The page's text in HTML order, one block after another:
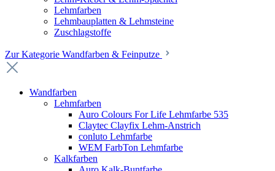
Lehmfarben
Lehmbauplatten & Lehmsteine
Zuschlagstoffe
Zur Kategorie Wandfarben & Feinputze
Wandfarben
Lehmfarben
Auro Colours For Life Lehmfarbe 535
Claytec Clayfix Lehm-Anstrich
conluto Lehmfarbe
WEM FarbTon Lehmfarbe
Kalkfarben